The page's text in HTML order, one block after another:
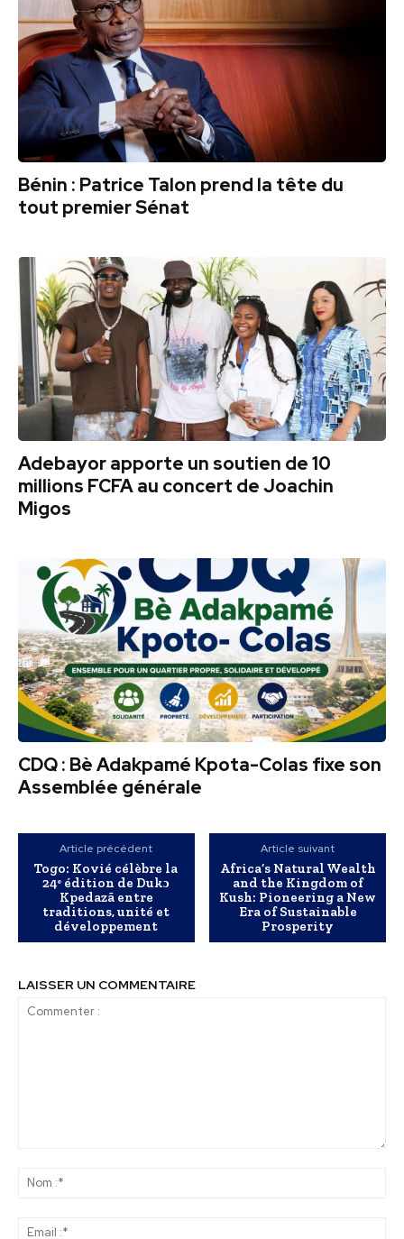
Bénin : Patrice Talon prend la tête du
tout premier Sénat
Adebayor apporte un soutien de 10
millions FCFA au concert de Joachin
Migos
CDQ : Bè Adakpamé Kpota-Colas fixe son
Assemblée générale
Article précédent
Togo: Kovié célèbre la
24ᵉ édition de Dukɔ
Kpedazã entre
traditions, unité et
développement
Article suivant
Africa’s Natural Wealth
and the Kingdom of
Kush: Pioneering a New
Era of Sustainable
Prosperity
LAISSER UN COMMENTAIRE